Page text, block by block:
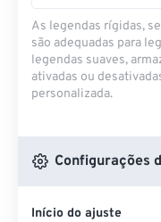
As legendas rígidas,
são adequadas para
legendas suaves,
ativadas ou
personalizada.
Configurações
Início do ajuste